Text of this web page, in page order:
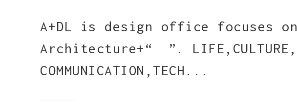
A+DL is design office focuses on
Architecture+“ ”. LIFE,CULTURE,
COMMUNICATION,TECH...